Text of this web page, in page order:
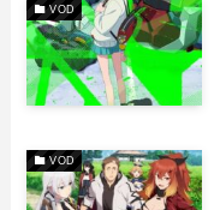
VOD
VOD